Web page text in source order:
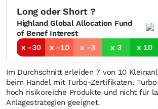
Long oder Short ?
Highland Global Allocation Fund
of Benef Interest
x -30
x -10 x -3 x 3 x 10
Im Durchschnitt erleiden 7 von 10
beim Handel mit Turbo-Zertifikaten.
hoch risikoreiche Produkte und nicht für
Anlagestrategien geeignet.